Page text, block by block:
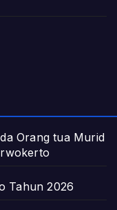
Orang tua Murid
Tahun 2026